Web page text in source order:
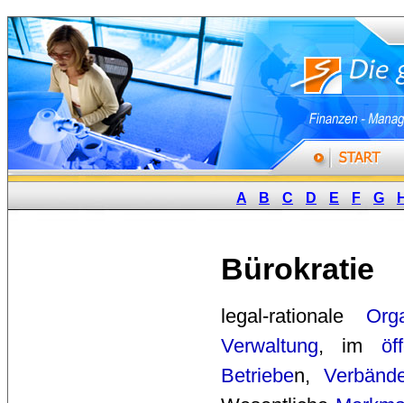
A B C D E F G
Bürokratie
legal-rationale
Verwaltung, im
Betrieben,